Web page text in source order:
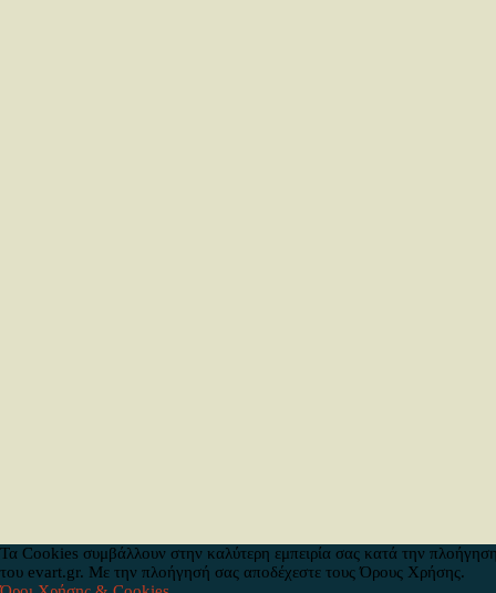
Τα Cookies συμβάλλουν στην καλύτερη εμπειρία σας κατά την
του evart.gr. Με την πλοήγησή σας αποδέχεστε τους Όρους Χρήσης.